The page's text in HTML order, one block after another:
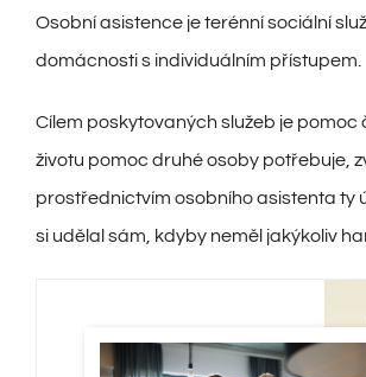
Osobní asistence je terénní sociální
domácnosti s individuálním přístupem.
Cílem poskytovaných služeb je pomoc
životu pomoc druhé osoby potřebuje,
prostřednictvím osobního asistenta ty
si udělal sám, kdyby neměl jakýkoliv